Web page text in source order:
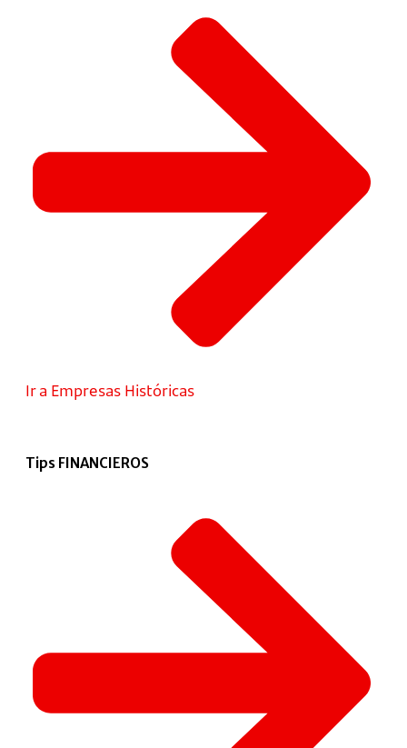
Ir a Empresas Históricas
Tips FINANCIEROS